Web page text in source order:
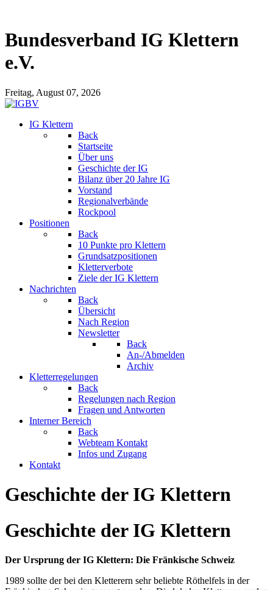
Bundesverband IG Klettern
e.V.
Freitag, August 07, 2026
IG Klettern
Back
Startseite
Über uns
Geschichte der IG
Bilanz über 20 Jahre IG
Vorstand
Regionalverbände
Rockpool
Positionen
Back
10 Punkte pro Klettern
Grundsatzpositionen
Kletterverbote
Ziele der IG Klettern
Nachrichten
Back
Übersicht
Nach Region
Newsletter
Back
An-/Abmelden
Archiv
Kletterregelungen
Back
Regelungen nach Region
Fragen und Antworten
Interner Bereich
Back
Webteam Kontakt
Infos und Zugang
Kontakt
Geschichte der IG Klettern
Geschichte der IG Klettern
Der Ursprung der IG Klettern: Die Fränkische Schweiz
1989 sollte der bei den Kletterern sehr beliebte Röthelfels in der